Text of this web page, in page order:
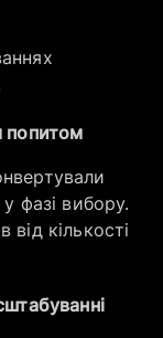
попитом
фазі вибору.
кількості